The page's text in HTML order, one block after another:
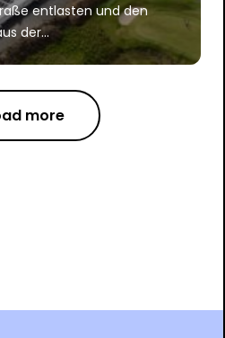
entlasten und den
der...
more